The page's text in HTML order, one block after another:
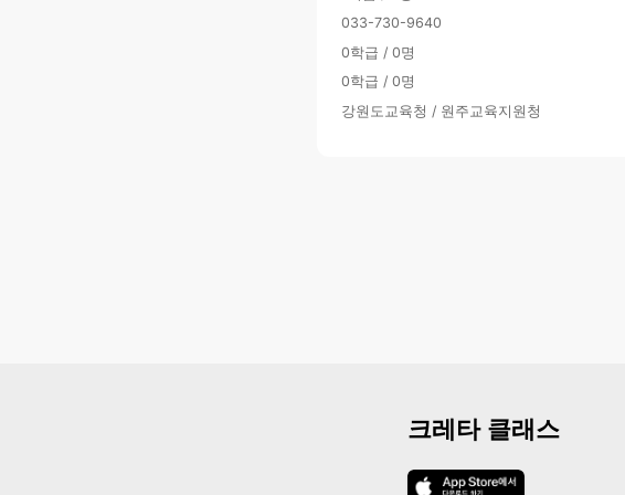
033-730-9640
0학급 / 0명
0학급 / 0명
강원도교육청 / 원주교육지원청
크레타 클래스